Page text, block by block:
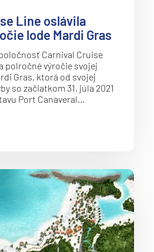
Line oslávila
lode Mardi Gras
Carnival Cruise
polročné výročie svojej
Gras, ktorá od svojej
so začiatkom 31. júla 2021
Port Canaveral…